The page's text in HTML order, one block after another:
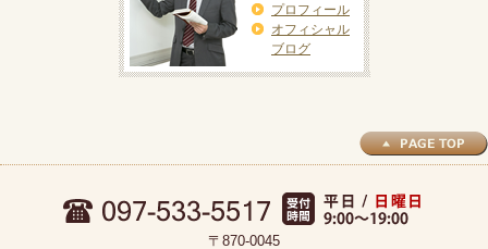
プロフィール
オフィシャル
ブログ
〒870-0045